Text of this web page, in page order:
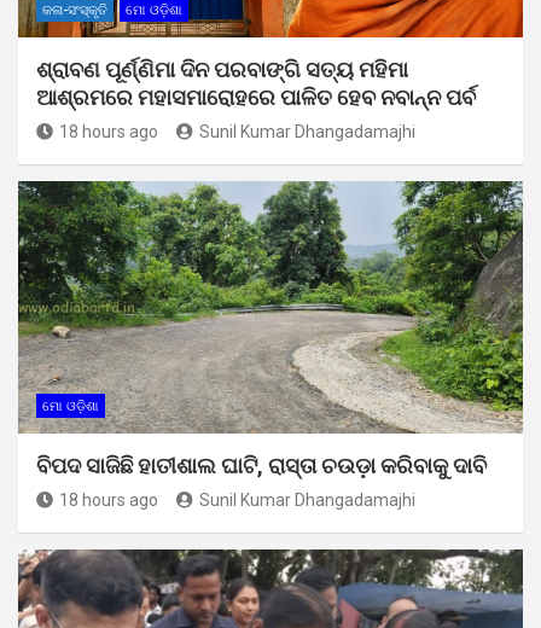
କଳା-ସଂସ୍କୃତି ମୋ ଓଡ଼ିଶା
ଶ୍ରାବଣ ପୂର୍ଣ୍ଣିମା ଦିନ ପରବାଙ୍ଗି ସତ୍ୟ ମହିମା
ଆଶ୍ରମରେ ମହାସମାରୋହରେ ପାଳିତ ହେବ ନବାନ୍ନ ପର୍ବ
18 hours ago Sunil Kumar Dhangadamajhi
ମୋ ଓଡ଼ିଶା
ବିପଦ ସାଜିଛି ହାତୀଶାଲ ଘାଟି, ରାସ୍ତା ଚଉଡ଼ା କରିବାକୁ ଦାବି
18 hours ago Sunil Kumar Dhangadamajhi